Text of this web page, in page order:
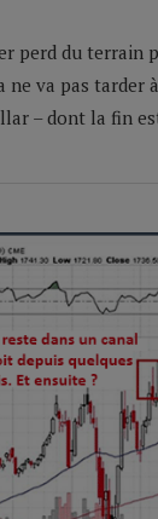
perd du terrain
ne va pas tarder
– dont la fin